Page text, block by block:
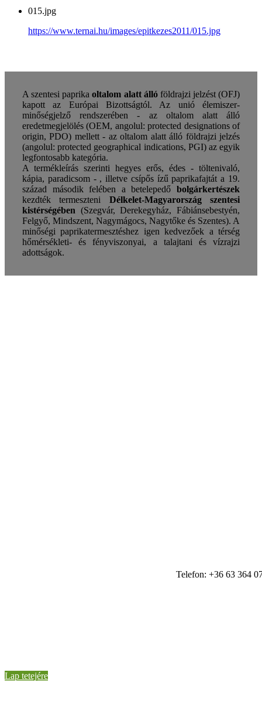
015.jpg
https://www.ternai.hu/images/epitkezes2011/015.jpg
A szentesi paprikaoltalom alatt állóföldrajzi jelzést (OFJ)
kapott az Európai Bizottságtól. Az unió élemiszer-
minőségjelző rendszerében - az oltalom alatt álló
eredetmegjelölés (OEM, angolul: protected designations of
origin, PDO) mellett - az oltalom alatt álló földrajzi jelzés
(angolul: protected geographical indications, PGI) az egyik
legfontosabb kategória.
A termékleírás szerinti hegyes erős, édes - töltenivaló,
kápia, paradicsom - , illetve csípős ízű paprikafajtát a 19.
század második felében a betelepedő bolgárkertészek
kezdték termeszteni Délkelet-Magyarország szentesi
kistérségében (Szegvár, Derekegyház, Fábiánsebestyén,
Felgyő, Mindszent, Nagymágocs, Nagytőke és Szentes). A
minőségi paprikatermesztéshez igen kedvezőek a térség
hőmérsékleti- és fényviszonyai, a talajtani és vízrajzi
adottságok.
Telefon: +36 63 364
Lap tetejére